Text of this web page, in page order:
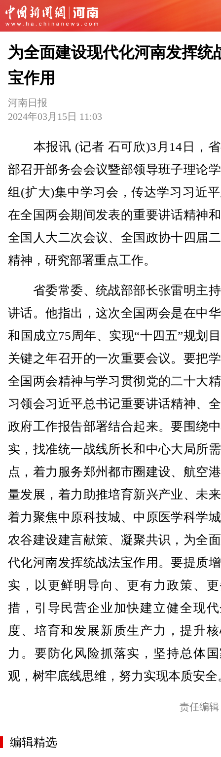
为全面建设现代化河南发挥统
宝作用
河南日报
2024年03月15日 11:03
本报讯 (记者 石可欣)3月14日，省
部召开部务会会议暨部领导班子理论
组(扩大)集中学习会，传达学习习近
在全国两会期间发表的重要讲话精神
全国人大二次会议、全国政协十四届
精神，研究部署重点工作。
省委常委、统战部部长张雷明主
讲话。他指出，这次全国两会是在中
和国成立75周年、实现“十四五”规划
关键之年召开的一次重要会议。要把
全国两会精神与学习贯彻党的二十大
习领会习近平总书记重要讲话精神、
政府工作报告部署结合起来。要围绕
实，找准统一战线所长和中心大局所
点，着力服务郑州都市圈建设、航空
量发展，着力助推培育新兴产业、未
着力聚焦中原科技城、中原医学科学
农谷建设建言献策、凝聚共识，为全
代化河南发挥统战法宝作用。要提质
实，以更鲜明导向、更有力政策、
措，引导民营企业加快建立健全现
度、培育和发展新质生产力，提升
力。要防化风险抓落实，坚持总体
观，树牢底线思维，努力实现本质安全
责任编
编辑精选